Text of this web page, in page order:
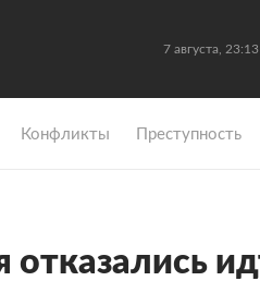
7 августа, 23:13
Конфликты Преступность
отказались